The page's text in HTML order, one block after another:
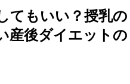
てもいい？授乳の
産後ダイエットの